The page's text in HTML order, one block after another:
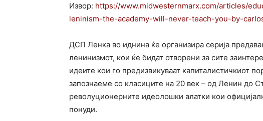
Извор: https://www.midwesternmarx.com/articles/
leninism-the-academy-will-never-teach-you-by-
ДСП Ленка во иднина ќе организира серија
ленинизмот, кои ќе бидат отворени за сите
идеите кои го предизвикуваат капиталистичкиот
запознаеме со класиците на 20 век – од Ленин до
револуционерните идеолошки алатки кои
понуди.